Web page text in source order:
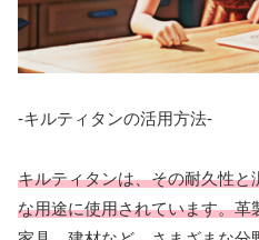
-キルティタンの活用方法-
キルティタンは、その耐久性
な用途に使用されています。